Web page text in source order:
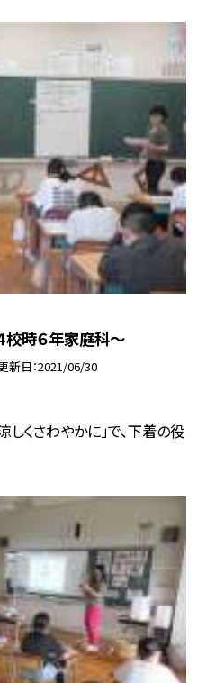
校時６年家庭科〜
新日 2021/06/30
くさわやかに」で、下着の役